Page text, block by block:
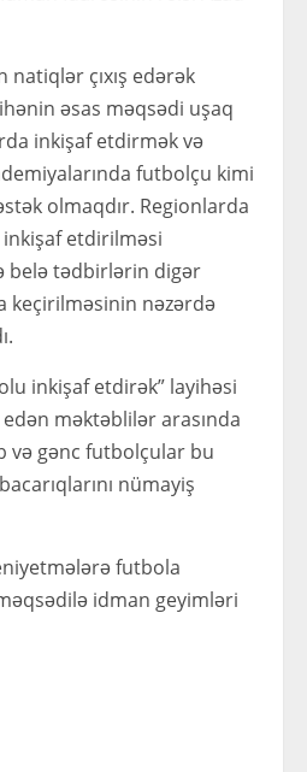
çıxış edərək
əsas məqsədi uşaq
inkişaf etdirmək və
futbolçu kimi
olmaqdır. Regionlarda
etdirilməsi
belə tədbirlərin digər
keçirilməsinin nəzərdə
inkişaf etdirək” layihəsi
məktəblilər arasında
gənc futbolçular bu
nümayiş
futbola
idman geyimləri